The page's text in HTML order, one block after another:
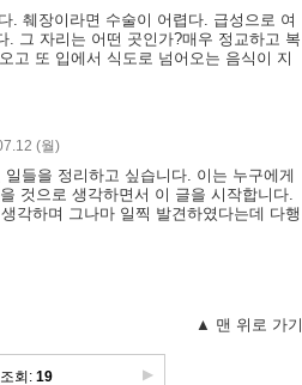
. 췌장이라면 수술이 어렵다. 급성으로 여
그 자리는 어떤 곳인가?매우 정교하고 복
고 또 입에서 식도로 넘어오는 음식이 지
(월)
들을 정리하고 싶습니다. 이는 누구에게
것으로 생각하면서 이 글을 시작합니다.
각하며 그나마 일찍 발견하였다는데 다행
▲ 맨 위로 가기